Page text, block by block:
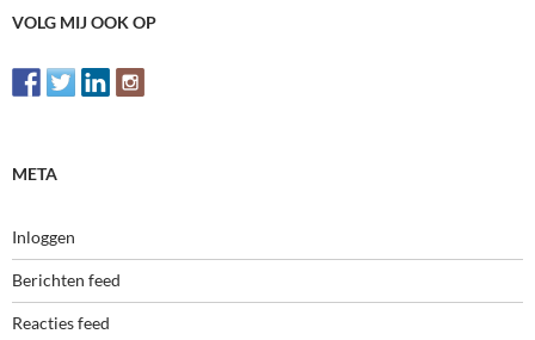
VOLG MIJ OOK OP
META
Inloggen
Berichten feed
Reacties feed